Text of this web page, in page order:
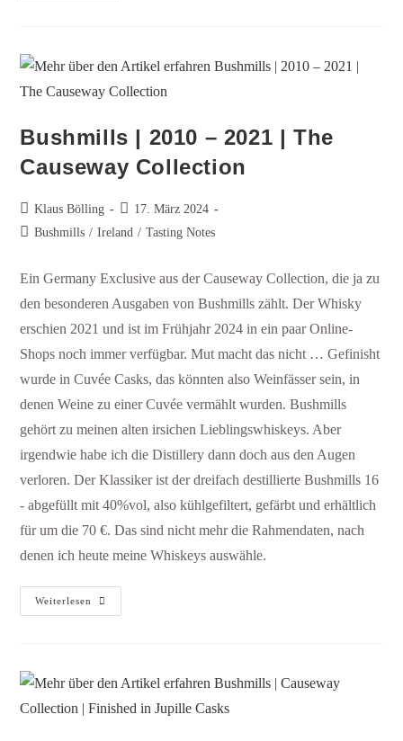
Bushmills | 2010 – 2021 | The
Causeway Collection
Klaus Bölling
17. März 2024
Bushmills / Ireland / Tasting Notes
Ein Germany Exclusive aus der Causeway Collection, die ja zu
den besonderen Ausgaben von Bushmills zählt. Der Whisky
erschien 2021 und ist im Frühjahr 2024 in ein paar Online-
Shops noch immer verfügbar. Mut macht das nicht … Gefinisht
wurde in Cuvée Casks, das könnten also Weinfässer sein, in
denen Weine zu einer Cuvée vermählt wurden. Bushmills
gehört zu meinen alten irsichen Lieblingswhiskeys. Aber
irgendwie habe ich die Distillery dann doch aus den Augen
verloren. Der Klassiker ist der dreifach destillierte Bushmills 16
- abgefüllt mit 40%vol, also kühlgefiltert, gefärbt und erhältlich
für um die 70 €. Das sind nicht mehr die Rahmendaten, nach
denen ich heute meine Whiskeys auswähle.
Weiterlesen